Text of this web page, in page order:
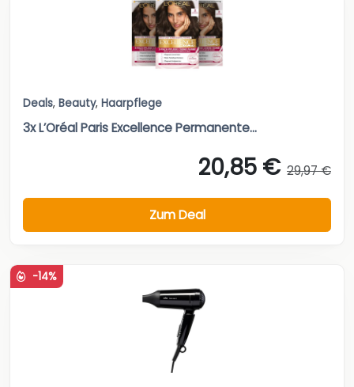
Deals, Beauty, Haarpflege
3x L’Oréal Paris Excellence Permanente...
20,85 € 29,97 €
Zum Deal
-14%